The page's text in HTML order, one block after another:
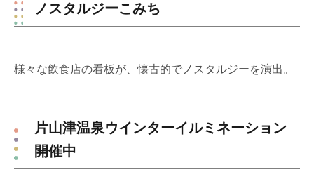
ノスタルジーこみち
様々な飲食店の看板が、懐古的でノスタルジーを演出。
片山津温泉ウインターイルミネーション
開催中